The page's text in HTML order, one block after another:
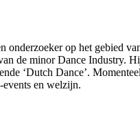
onderzoeker op het gebied
de minor Dance Industry.
‘Dutch Dance’.
events en welzijn.